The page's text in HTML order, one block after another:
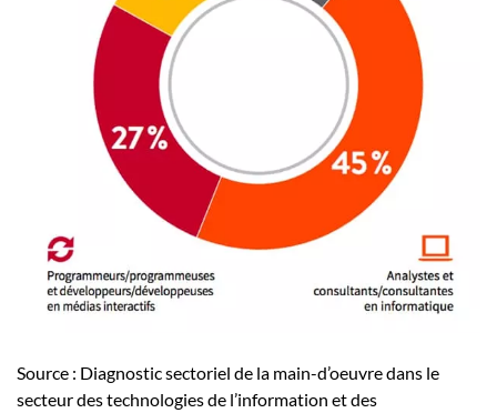
Source : Diagnostic sectoriel de la main-d’oeuvre dans le
secteur des technologies de l’information et des